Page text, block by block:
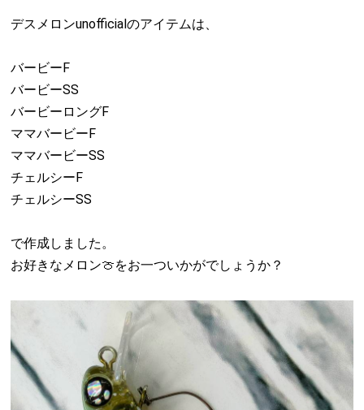
デスメロンunofficialのアイテムは、
バービーF
バービーSS
バービーロングF
ママバービーF
ママバービーSS
チェルシーF
チェルシーSS
で作成しました。
お好きなメロン🍈をお一ついかがでしょうか？